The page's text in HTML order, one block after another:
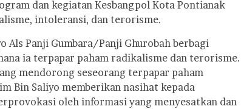
dan kegiatan Kesbangpol Kota Pontianak
intoleransi, dan terorisme.
Als Panji Gumbara/Panji Ghurobah berbagi
ia terpapar paham radikalisme dan terorisme.
mendorong seseorang terpapar paham
Bin Saliyo memberikan nasihat kepada
oleh informasi yang menyesatkan dan